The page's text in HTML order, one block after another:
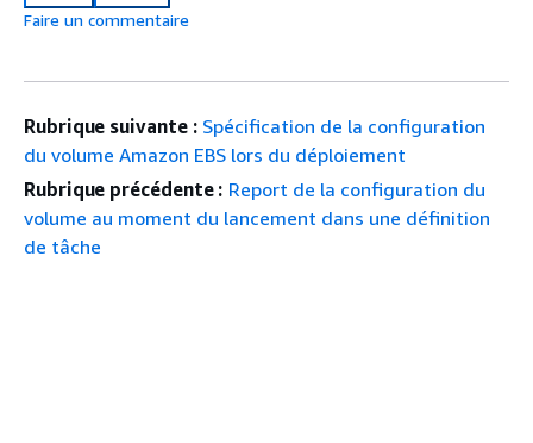
Faire un commentaire
Rubrique suivante : Spécification de la configuration
du volume Amazon EBS lors du déploiement
Rubrique précédente : Report de la configuration du
volume au moment du lancement dans une définition
de tâche